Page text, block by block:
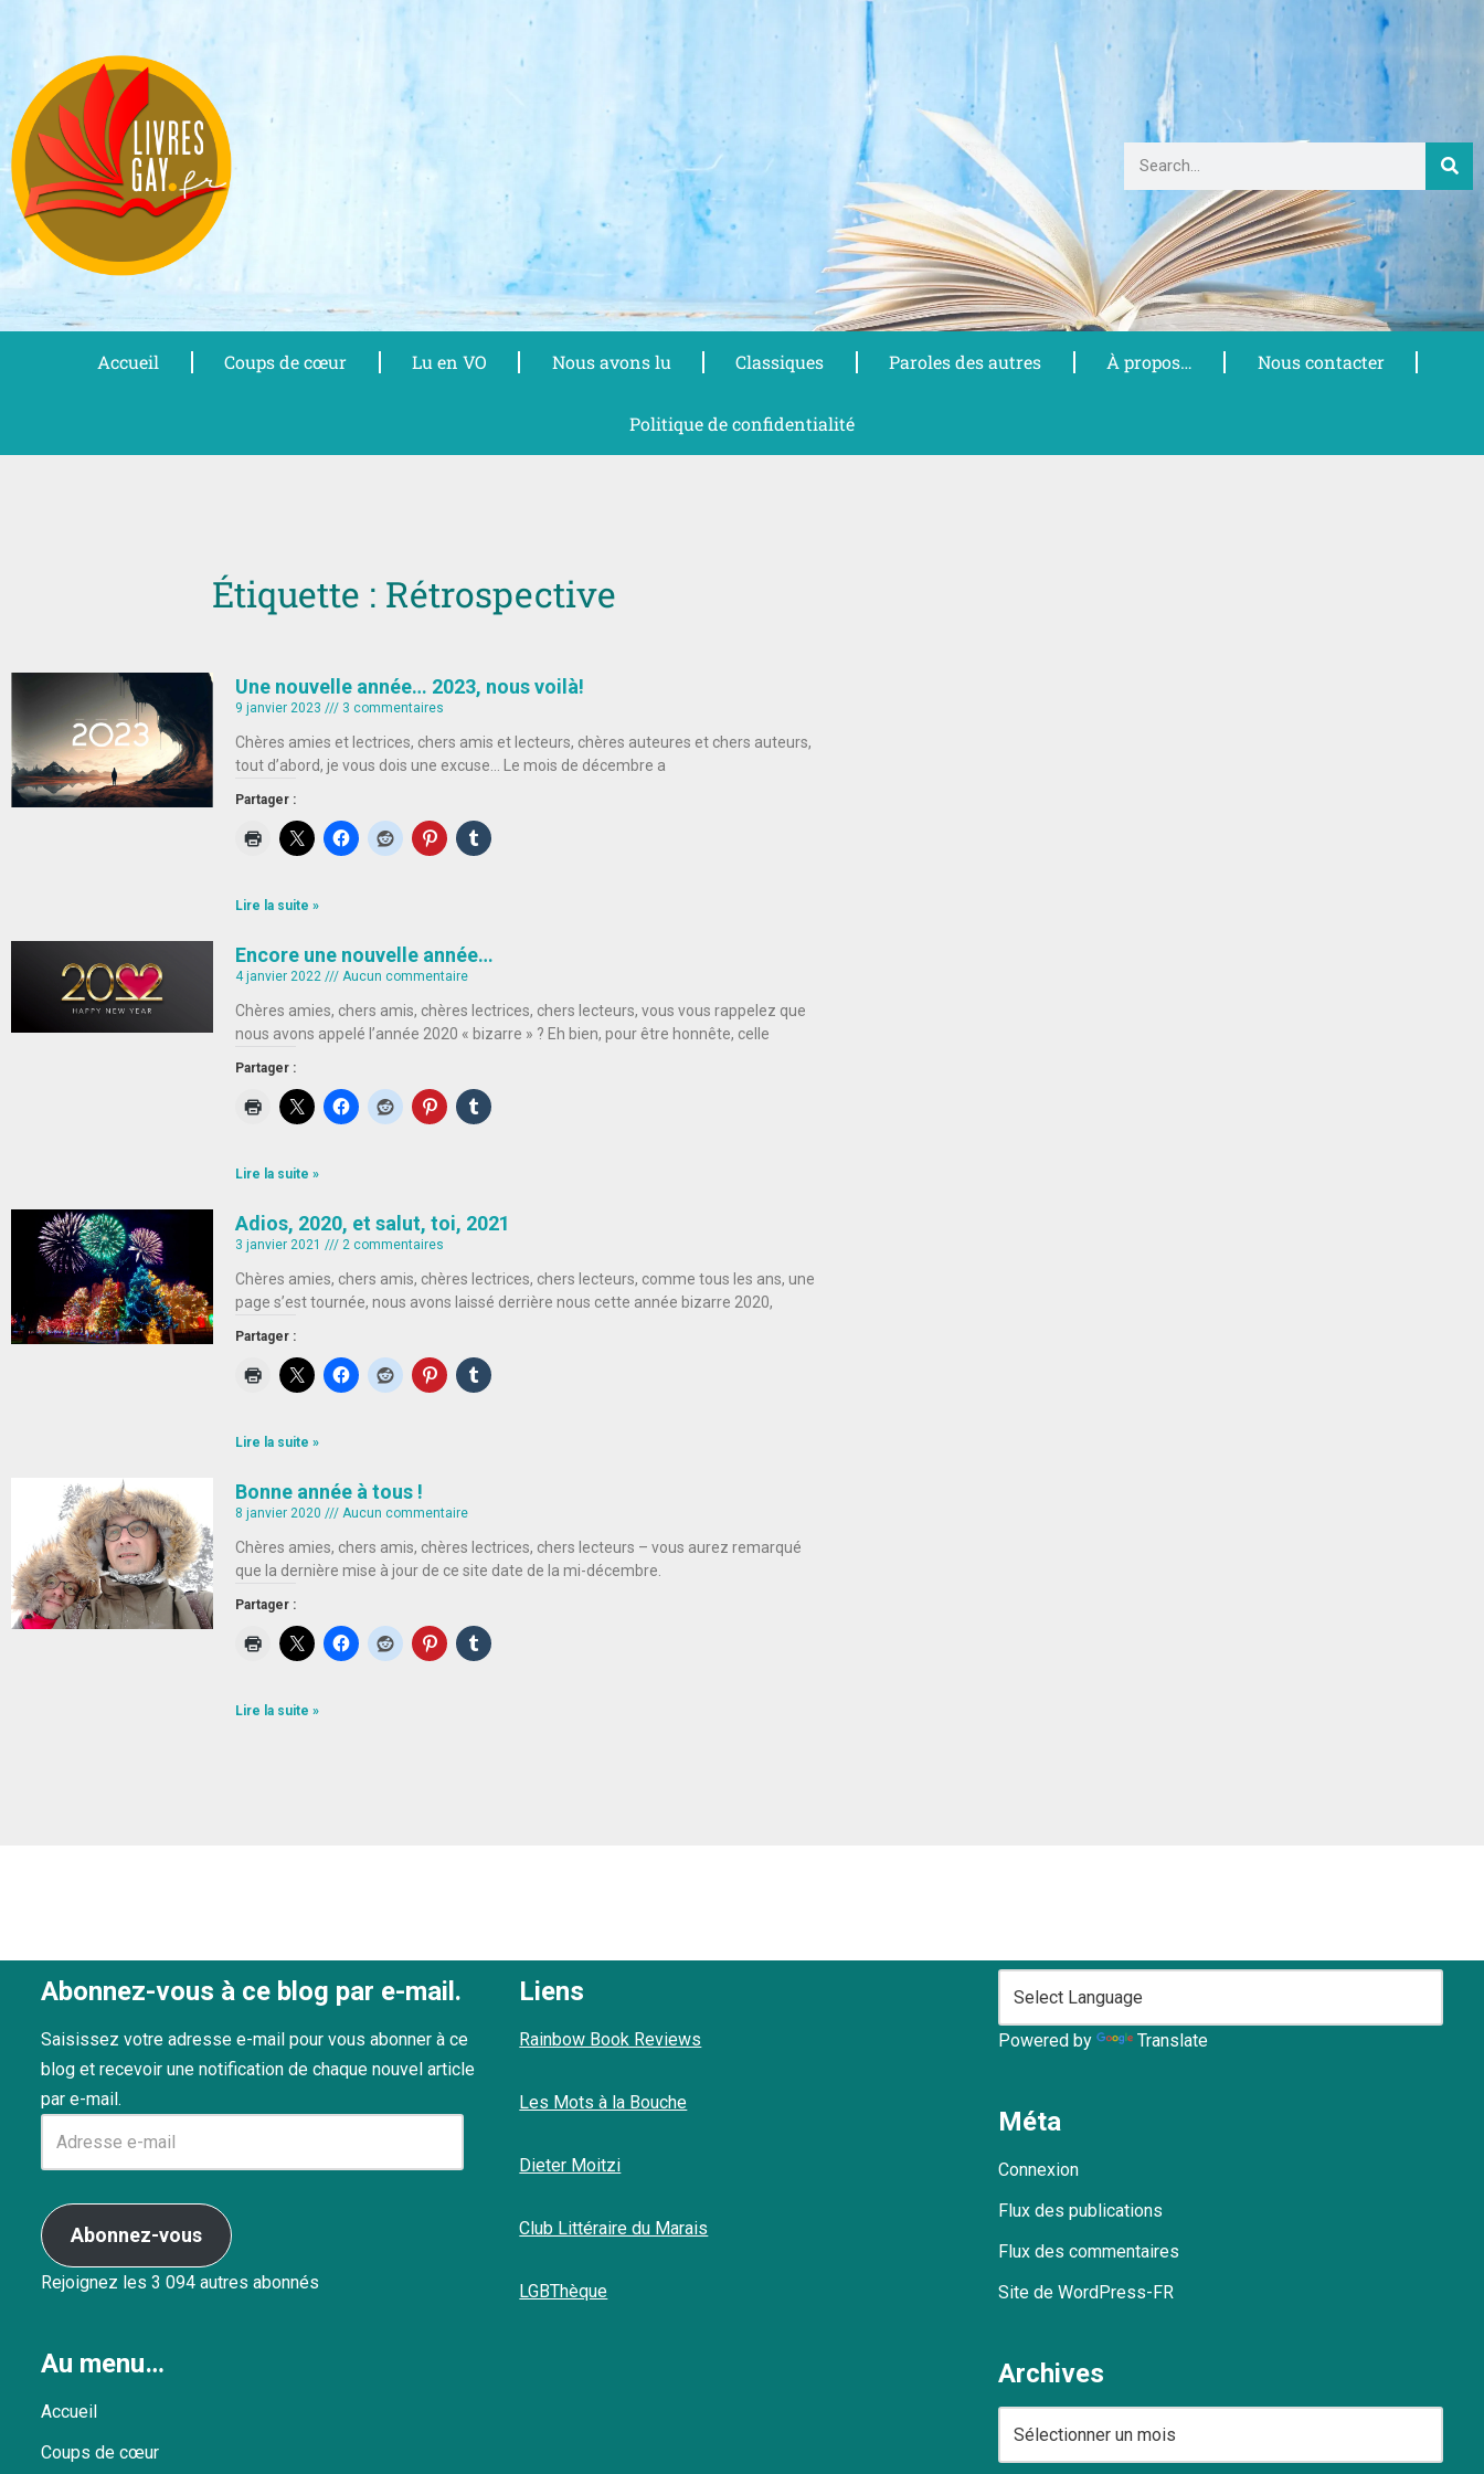
Aller
contenu
Accueil Coups de cœur Lu en VO Nous avons lu Classiques Paroles des autres À propos… Nous contacter
Politique de confidentialité
Étiquette : Rétrospective
Une nouvelle année… 2023, nous voilà!
9 janvier 2023 3 commentaires
Chères amies et lectrices, chers amis et lecteurs, chères auteures et chers auteurs,
tout d’abord, je vous dois une excuse… Le mois de décembre a
Partager :
Lire la suite »
Encore une nouvelle année…
4 janvier 2022 Aucun commentaire
Chères amies, chers amis, chères lectrices, chers lecteurs, vous vous rappelez que
nous avons appelé l’année 2020 « bizarre » ? Eh bien, pour être honnête, celle
Partager :
Lire la suite »
Adios, 2020, et salut, toi, 2021
3 janvier 2021 2 commentaires
Chères amies, chers amis, chères lectrices, chers lecteurs, comme tous les ans, une
page s’est tournée, nous avons laissé derrière nous cette année bizarre 2020,
Partager :
Lire la suite »
Bonne année à tous !
8 janvier 2020 Aucun commentaire
Chères amies, chers amis, chères lectrices, chers lecteurs – vous aurez remarqué
que la dernière mise à jour de ce site date de la mi-décembre.
Partager :
Lire la suite »
Abonnez-vous à ce blog par e-mail.
Saisissez votre adresse e-mail pour vous abonner à ce
blog et recevoir une notification de chaque nouvel article
par e-mail.
Abonnez-vous
Rejoignez les 3 094 autres abonnés
Au menu…
Accueil
Coups de cœur
Liens
Rainbow Book Reviews
Les Mots à la Bouche
Dieter Moitzi
Club Littéraire du Marais
LGBThèque
Powered by Translate
Méta
Connexion
Flux des publications
Flux des commentaires
Site de WordPress-FR
Archives